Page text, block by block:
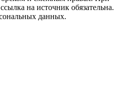
на источник обязательна.
данных.